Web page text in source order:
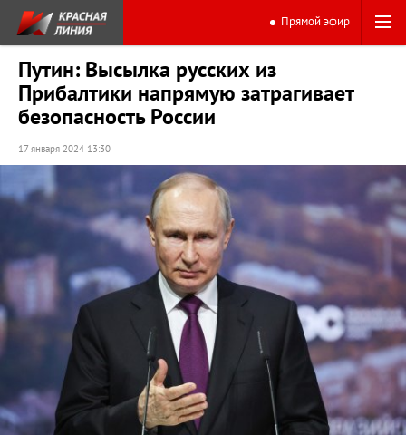
Прямой эфир
Путин: Высылка русских из
Прибалтики напрямую затрагивает
безопасность России
17 января 2024 13:30